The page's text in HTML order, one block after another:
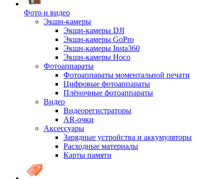
Фото и видео
Экшн-камеры
Экшн-камеры DJI
Экшн-камеры GoPro
Экшн-камеры Insta360
Экшн-камеры Hoco
Фотоаппараты
Фотоаппараты моментальной печати
Цифровые фотоаппараты
Плёночные фотоаппараты
Видео
Видеорегистраторы
AR-очки
Аксессуары
Зарядные устройства и аккумуляторы
Расходные материалы
Карты памяти